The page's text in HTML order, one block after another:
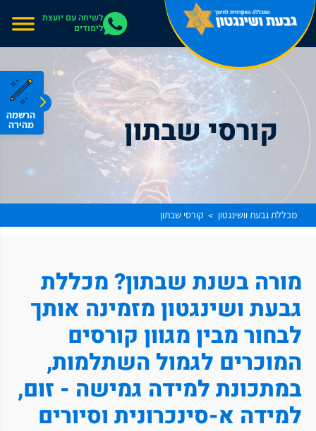
אתר בהרצה
הרשמה
מהירה
לשיחה עם יועצת
לימודים
מכללת גבעת וושינגטון > קורסי שבתון
קורסי שבתון
מורה בשנת שבתון? מכללת
גבעת ושינגטון מזמינה אותך
לבחור מבין מגוון קורסים
המוכרים לגמול השתלמות,
במתכונת למידה גמישה - זום,
למידה א-סינכרונית וסיורים